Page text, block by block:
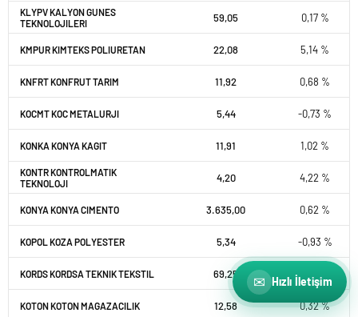
KLYPV KALYON GUNES
TEKNOLOJILERI
59,05 0,17 %
KMPUR KIMTEKS POLIURETAN 22,08 5,14 %
KNFRT KONFRUT TARIM 11,92 0,68 %
KOCMT KOC METALURJI 5,44 -0,73 %
KONKA KONYA KAGIT 11,91 1,02 %
KONTR KONTROLMATIK
TEKNOLOJI
4,20 4,22 %
KONYA KONYA CIMENTO 3.635,00 0,62 %
KOPOL KOZA POLYESTER 5,34 -0,93 %
KORDS KORDSA TEKNIK TEKSTIL 69,25
KOTON KOTON MAGAZACILIK 12,58 0,32 %
✉ Hızlı İletişim